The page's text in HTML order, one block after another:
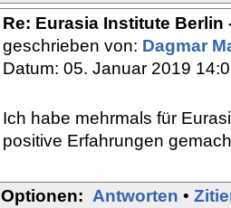
Re: Eurasia Institute Berlin
geschrieben von: Dagmar
Datum: 05. Januar 2019
Ich habe mehrmals für
positive Erfahrungen
Optionen: Antworten •